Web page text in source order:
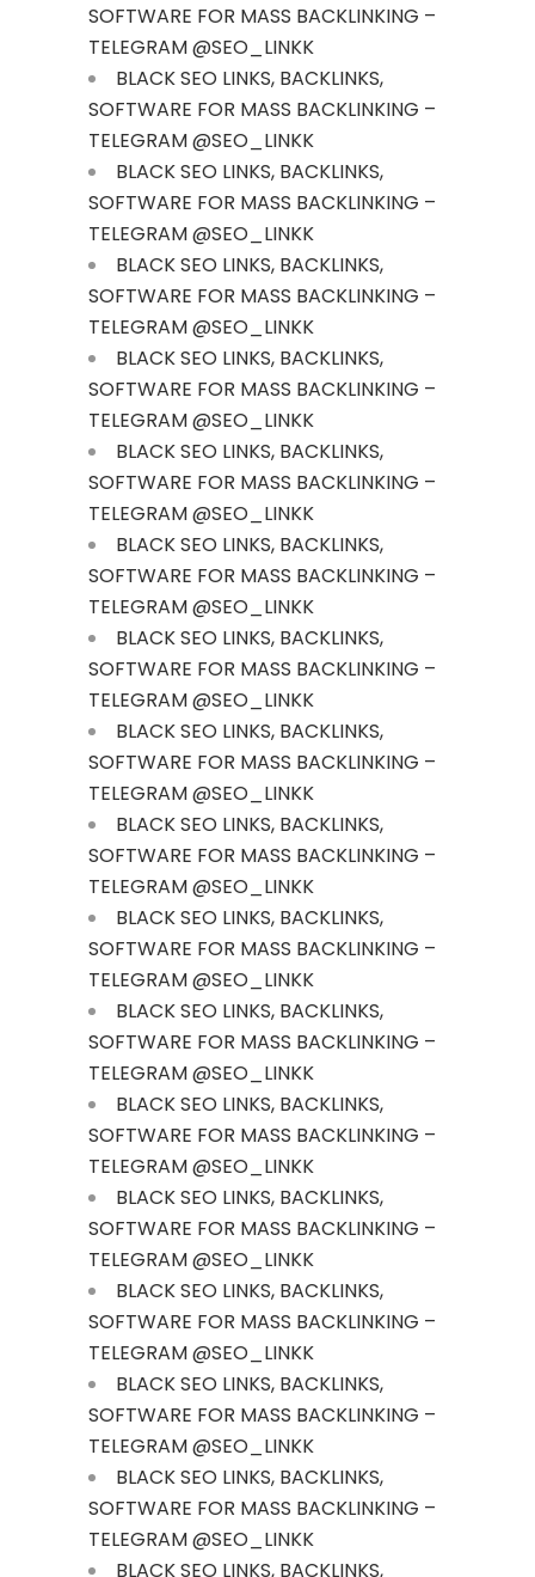
SOFTWARE FOR MASS BACKLINKING –
TELEGRAM @SEO_LINKK
BLACK SEO LINKS, BACKLINKS,
SOFTWARE FOR MASS BACKLINKING –
TELEGRAM @SEO_LINKK
BLACK SEO LINKS, BACKLINKS,
SOFTWARE FOR MASS BACKLINKING –
TELEGRAM @SEO_LINKK
BLACK SEO LINKS, BACKLINKS,
SOFTWARE FOR MASS BACKLINKING –
TELEGRAM @SEO_LINKK
BLACK SEO LINKS, BACKLINKS,
SOFTWARE FOR MASS BACKLINKING –
TELEGRAM @SEO_LINKK
BLACK SEO LINKS, BACKLINKS,
SOFTWARE FOR MASS BACKLINKING –
TELEGRAM @SEO_LINKK
BLACK SEO LINKS, BACKLINKS,
SOFTWARE FOR MASS BACKLINKING –
TELEGRAM @SEO_LINKK
BLACK SEO LINKS, BACKLINKS,
SOFTWARE FOR MASS BACKLINKING –
TELEGRAM @SEO_LINKK
BLACK SEO LINKS, BACKLINKS,
SOFTWARE FOR MASS BACKLINKING –
TELEGRAM @SEO_LINKK
BLACK SEO LINKS, BACKLINKS,
SOFTWARE FOR MASS BACKLINKING –
TELEGRAM @SEO_LINKK
BLACK SEO LINKS, BACKLINKS,
SOFTWARE FOR MASS BACKLINKING –
TELEGRAM @SEO_LINKK
BLACK SEO LINKS, BACKLINKS,
SOFTWARE FOR MASS BACKLINKING –
TELEGRAM @SEO_LINKK
BLACK SEO LINKS, BACKLINKS,
SOFTWARE FOR MASS BACKLINKING –
TELEGRAM @SEO_LINKK
BLACK SEO LINKS, BACKLINKS,
SOFTWARE FOR MASS BACKLINKING –
TELEGRAM @SEO_LINKK
BLACK SEO LINKS, BACKLINKS,
SOFTWARE FOR MASS BACKLINKING –
TELEGRAM @SEO_LINKK
BLACK SEO LINKS, BACKLINKS,
SOFTWARE FOR MASS BACKLINKING –
TELEGRAM @SEO_LINKK
BLACK SEO LINKS, BACKLINKS,
SOFTWARE FOR MASS BACKLINKING –
TELEGRAM @SEO_LINKK
BLACK SEO LINKS, BACKLINKS,